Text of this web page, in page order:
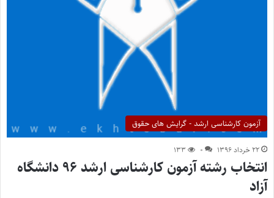
آزمون کارشناسی ارشد - گرایش های حقوق
۲۲ خرداد ۱۳۹۶ ۰ ۱۳۳
انتخاب رشته آزمون کارشناسی ارشد ۹۶ دانشگاه
آزاد